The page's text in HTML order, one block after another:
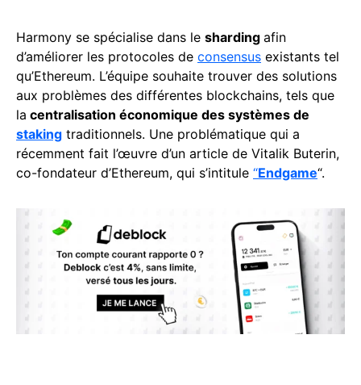
Harmony se spécialise dans le sharding afin
d’améliorer les protocoles de consensus existants tel
qu’Ethereum. L’équipe souhaite trouver des solutions
aux problèmes des différentes blockchains, tels que
la centralisation économique des systèmes de
staking traditionnels. Une problématique qui a
récemment fait l’œuvre d’un article de Vitalik Buterin,
co-fondateur d’Ethereum, qui s’intitule “Endgame“.